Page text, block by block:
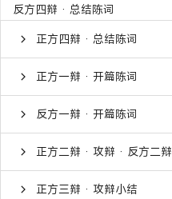
反方四辩 · 总结陈词
正方四辩 · 总结陈词
正方一辩 · 开篇陈词
反方一辩 · 开篇陈词
正方二辩 · 攻辩 · 反方二辩
正方三辩 · 攻辩小结